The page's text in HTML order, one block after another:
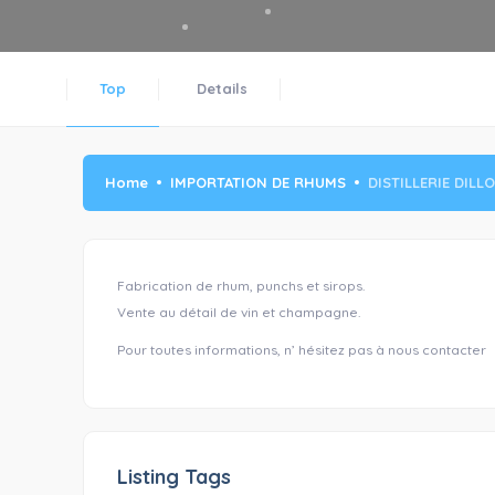
Top Details
Home IMPORTATION DE RHUMS DISTILLERIE
Fabrication de rhum, punchs et sirops.
Vente au détail de vin et champagne.
Pour toutes informations, n’ hésitez pas à nous contacter
Listing Tags